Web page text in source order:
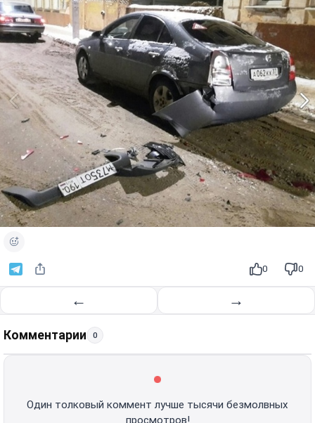
0 0
← →
Комментарии 0
Один толковый коммент лучше тысячи безмолвных
просмотров!